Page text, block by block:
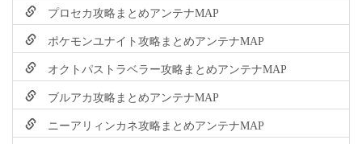
プロセカ攻略まとめアンテナMAP
ポケモンユナイト攻略まとめアンテナMAP
オクトパストラベラー攻略まとめアンテナMAP
ブルアカ攻略まとめアンテナMAP
ニーアリィンカネ攻略まとめアンテナMAP